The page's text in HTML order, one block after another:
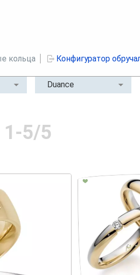
кольца Конфигуратор
Duance
1-5/5